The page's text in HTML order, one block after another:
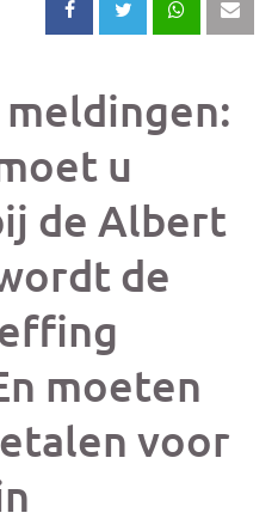
Deel
bericht
op
Facebook
Deel
op
X
Deel
op
u
de Albert
de
moeten
voor